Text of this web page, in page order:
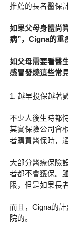
推薦的長者醫保
如果父母身體尚
病”，Cigna的重
如父母需要看醫
感冒發燒這些常
1. 越早投保越著
不少人後生時都
其實保險公司會
者購買醫保時，
大部分醫療保險
者都不會獲保。
限，但是如果長
而且，Cigna的
院的。